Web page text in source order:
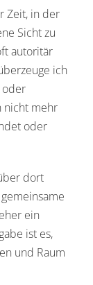
Zeit, in der
Sicht zu
autoritär
ich
oder
nicht mehr
oder
dort
ein
ist es,
und Raum